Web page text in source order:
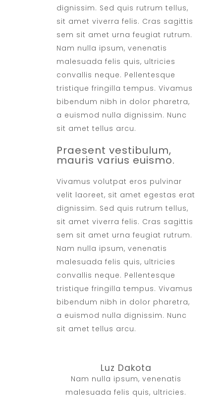
dignissim. Sed quis rutrum tellus,
sit amet viverra felis. Cras sagittis
sem sit amet urna feugiat rutrum.
Nam nulla ipsum, venenatis
malesuada felis quis, ultricies
convallis neque. Pellentesque
tristique fringilla tempus. Vivamus
bibendum nibh in dolor pharetra,
a euismod nulla dignissim. Nunc
sit amet tellus arcu.
Praesent vestibulum,
mauris varius euismo.
Vivamus volutpat eros pulvinar
velit laoreet, sit amet egestas erat
dignissim. Sed quis rutrum tellus,
sit amet viverra felis. Cras sagittis
sem sit amet urna feugiat rutrum.
Nam nulla ipsum, venenatis
malesuada felis quis, ultricies
convallis neque. Pellentesque
tristique fringilla tempus. Vivamus
bibendum nibh in dolor pharetra,
a euismod nulla dignissim. Nunc
sit amet tellus arcu.
Luz Dakota
Nam nulla ipsum, venenatis
malesuada felis quis, ultricies.